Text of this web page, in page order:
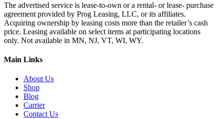
The advertised service is lease-to-own or a rental- or lease- purchase
agreement provided by Prog Leasing, LLC, or its affiliates.
Acquiring ownership by leasing costs more than the retailer’s cash
price. Leasing available on select items at participating locations
only. Not available in MN, NJ, VT, WI, WY.
Main Links
About Us
Shop
Blog
Carrier
Contact Us